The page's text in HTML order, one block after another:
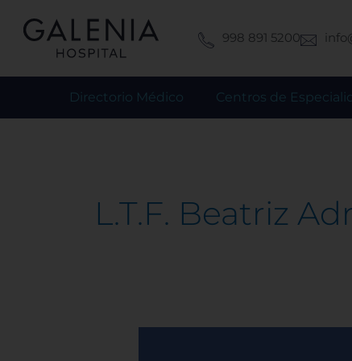
contenido
998 891 5200
Directorio Médico Centros de
L.T.F. Beatriz